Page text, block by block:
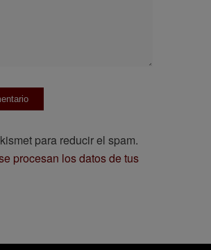
para reducir el spam.
procesan los datos de tus